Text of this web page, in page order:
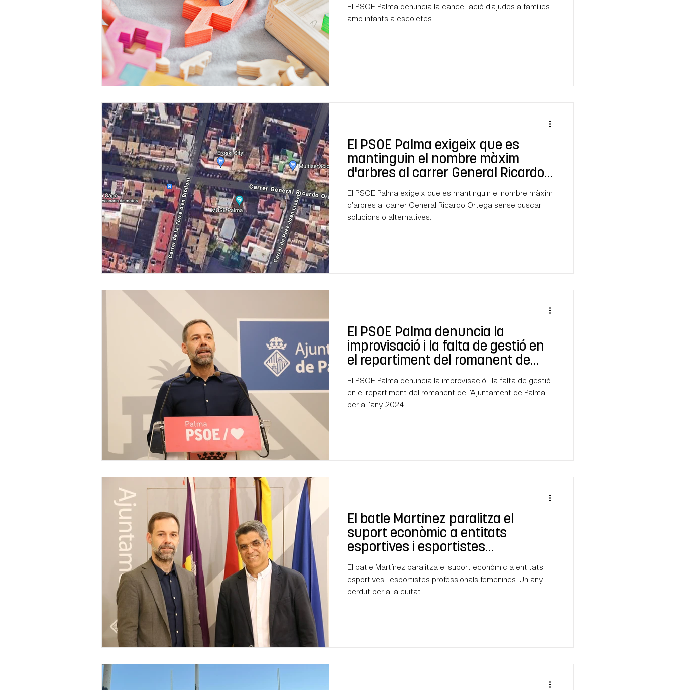
El PSOE Palma denuncia la cancel·lació d’ajudes a famílies
amb infants a escoletes.
El PSOE Palma exigeix que es
mantinguin el nombre màxim
d'arbres al carrer General Ricardo
Ortega
El PSOE Palma exigeix que es mantinguin el nombre màxim
d'arbres al carrer General Ricardo Ortega sense buscar
solucions o alternatives.
El PSOE Palma denuncia la
improvisació i la falta de gestió en
el repartiment del romanent de
l'Ajuntament de Palma per a l'any
2024
El PSOE Palma denuncia la improvisació i la falta de gestió
en el repartiment del romanent de l'Ajuntament de Palma
per a l'any 2024
El batle Martínez paralitza el
suport econòmic a entitats
esportives i esportistes
professionals femenines
El batle Martínez paralitza el suport econòmic a entitats
esportives i esportistes professionals femenines. Un any
perdut per a la ciutat